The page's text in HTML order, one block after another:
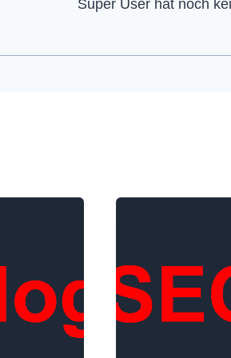
Super User hat noch